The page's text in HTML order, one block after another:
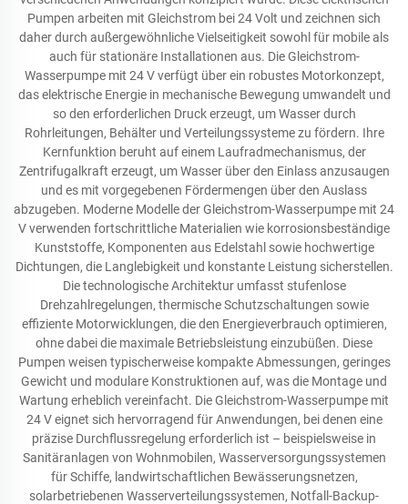
Pumpen arbeiten mit Gleichstrom bei 24 Volt und zeichnen sich
daher durch außergewöhnliche Vielseitigkeit sowohl für mobile als
auch für stationäre Installationen aus. Die Gleichstrom-
Wasserpumpe mit 24 V verfügt über ein robustes Motorkonzept,
das elektrische Energie in mechanische Bewegung umwandelt und
so den erforderlichen Druck erzeugt, um Wasser durch
Rohrleitungen, Behälter und Verteilungssysteme zu fördern. Ihre
Kernfunktion beruht auf einem Laufradmechanismus, der
Zentrifugalkraft erzeugt, um Wasser über den Einlass anzusaugen
und es mit vorgegebenen Fördermengen über den Auslass
abzugeben. Moderne Modelle der Gleichstrom-Wasserpumpe mit 24
V verwenden fortschrittliche Materialien wie korrosionsbeständige
Kunststoffe, Komponenten aus Edelstahl sowie hochwertige
Dichtungen, die Langlebigkeit und konstante Leistung sicherstellen.
Die technologische Architektur umfasst stufenlose
Drehzahlregelungen, thermische Schutzschaltungen sowie
effiziente Motorwicklungen, die den Energieverbrauch optimieren,
ohne dabei die maximale Betriebsleistung einzubüßen. Diese
Pumpen weisen typischerweise kompakte Abmessungen, geringes
Gewicht und modulare Konstruktionen auf, was die Montage und
Wartung erheblich vereinfacht. Die Gleichstrom-Wasserpumpe mit
24 V eignet sich hervorragend für Anwendungen, bei denen eine
präzise Durchflussregelung erforderlich ist – beispielsweise in
Sanitäranlagen von Wohnmobilen, Wasserversorgungssystemen
für Schiffe, landwirtschaftlichen Bewässerungsnetzen,
solarbetriebenen Wasserverteilungssystemen, Notfall-Backup-